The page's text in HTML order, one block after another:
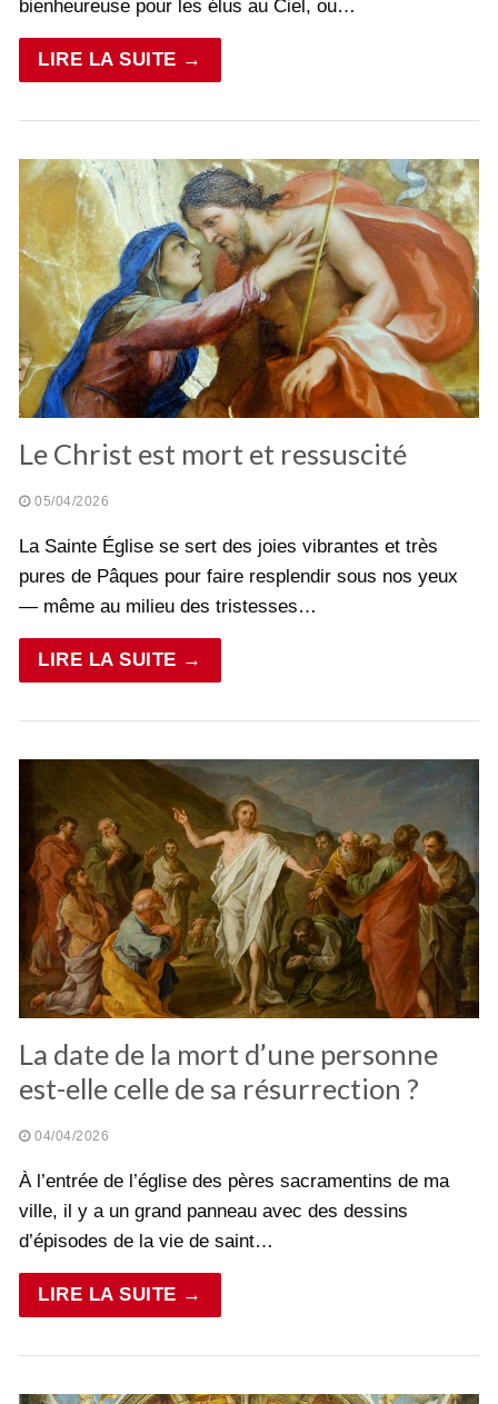
bienheureuse pour les élus au Ciel, ou…
LIRE LA SUITE →
Le Christ est mort et ressuscité
05/04/2026
La Sainte Église se sert des joies vibrantes et très
pures de Pâques pour faire resplendir sous nos yeux
— même au milieu des tristesses…
LIRE LA SUITE →
La date de la mort d’une personne
est-elle celle de sa résurrection ?
04/04/2026
À l’entrée de l’église des pères sacramentins de ma
ville, il y a un grand panneau avec des dessins
d’épisodes de la vie de saint…
LIRE LA SUITE →